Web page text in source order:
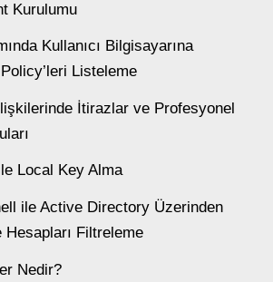
Kurulumu
Kullanıcı Bilgisayarına
Listeleme
İtirazlar ve Profesyonel
Local Key Alma
ile Active Directory Üzerinden
Hesapları Filtreleme
Nedir?